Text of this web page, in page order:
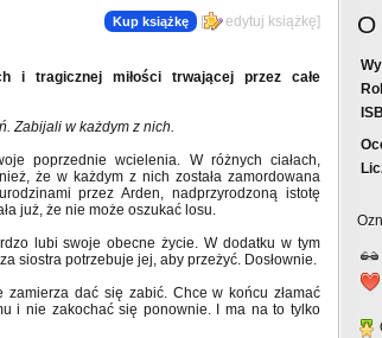
Kup książkę [ edytuj książkę]
i tragicznej miłości trwającej przez całe
Zabijali w każdym z nich.
poprzednie wcielenia. W różnych ciałach,
że w każdym z nich została zamordowana
przez Arden, nadprzyrodzoną istotę
już, że nie może oszukać losu.
lubi swoje obecne życie. W dodatku w tym
siostra potrzebuje jej, aby przeżyć. Dosłownie.
zamierza dać się zabić. Chce w końcu złamać
i nie zakochać się ponownie. I ma na to tylko